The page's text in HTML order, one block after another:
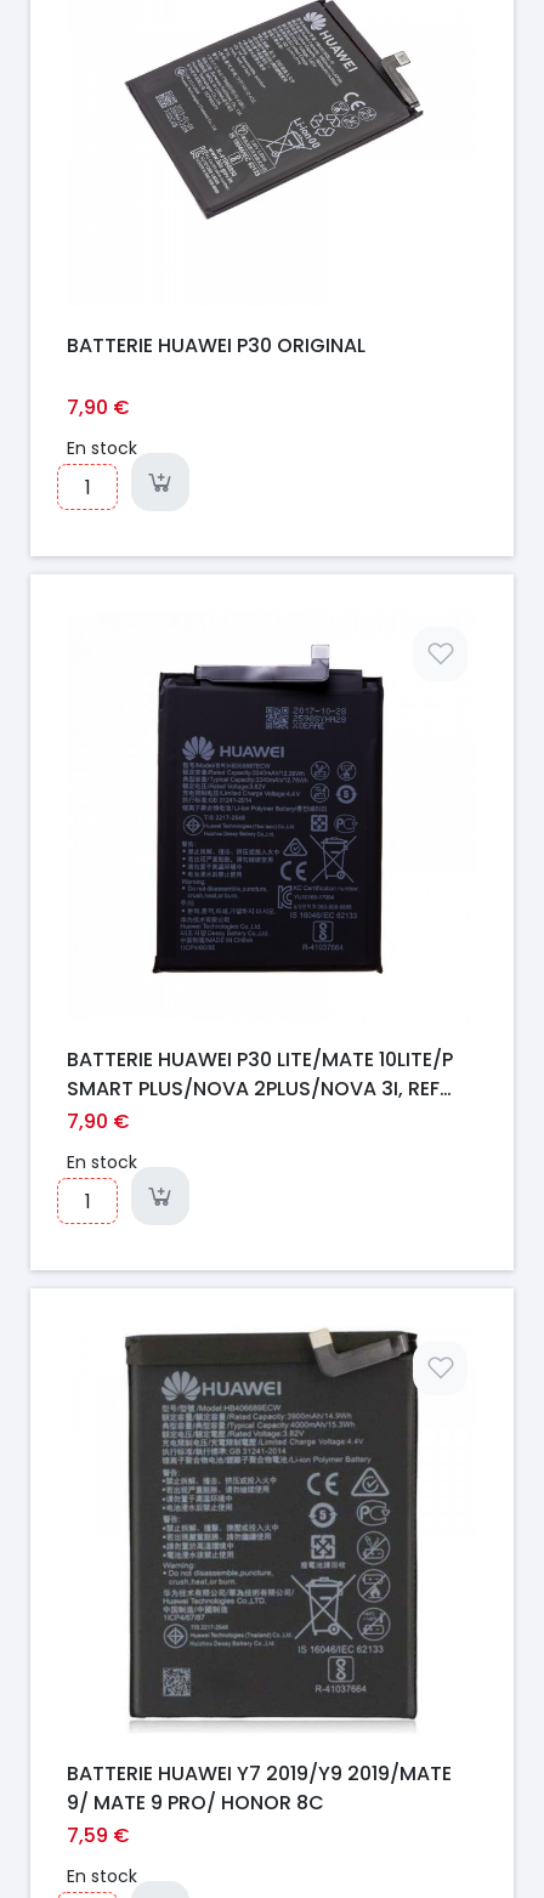
BATTERIE HUAWEI P30 ORIGINAL
7,90 €
En stock
BATTERIE HUAWEI P30 LITE/MATE 10LITE/P
SMART PLUS/NOVA 2PLUS/NOVA 3I, REF
HB356687ECW
7,90 €
En stock
BATTERIE HUAWEI Y7 2019/Y9 2019/MATE
9/ MATE 9 PRO/ HONOR 8C
7,59 €
En stock